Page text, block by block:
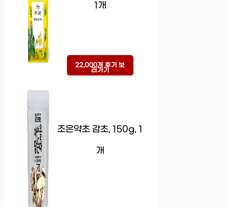
1개
22,000개 후기 보
러가기
조은약초 감초, 150g, 1
개